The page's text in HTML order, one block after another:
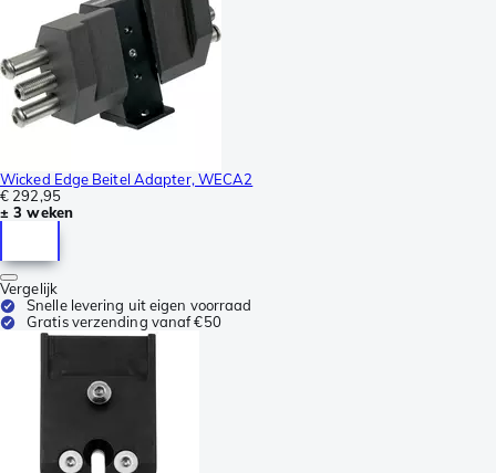
Wicked Edge Beitel Adapter, WECA2
€ 292,95
± 3 weken
Vergelijk
Snelle levering uit eigen voorraad
Gratis verzending vanaf €50